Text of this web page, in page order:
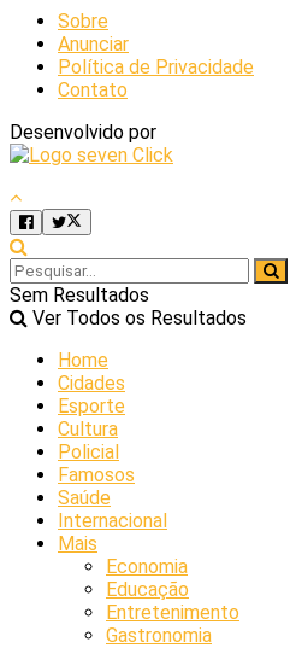
Sobre
Anunciar
Política de Privacidade
Contato
Desenvolvido por
Sem Resultados
Ver Todos os Resultados
Home
Cidades
Esporte
Cultura
Policial
Famosos
Saúde
Internacional
Mais
Economia
Educação
Entretenimento
Gastronomia